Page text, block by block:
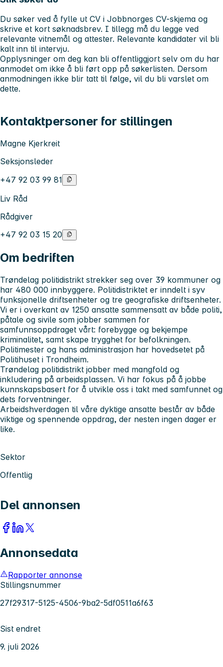
Du søker ved å fylle ut CV i Jobbnorges CV-skjema og
skrive et kort søknadsbrev. I tillegg må du legge ved
relevante vitnemål og attester. Relevante kandidater vil bli
kalt inn til intervju.
Opplysninger om deg kan bli offentliggjort selv om du har
anmodet om ikke å bli ført opp på søkerlisten. Dersom
anmodningen ikke blir tatt til følge, vil du bli varslet om
dette.
Kontaktpersoner for stillingen
Magne Kjerkreit
Seksjonsleder
+47 92 03 99 81
Liv Råd
Rådgiver
+47 92 03 15 20
Om bedriften
Trøndelag politidistrikt strekker seg over 39 kommuner og
har 480 000 innbyggere. Politidistriktet er inndelt i syv
funksjonelle driftsenheter og tre geografiske driftsenheter.
Vi er i overkant av 1250 ansatte sammensatt av både politi,
påtale og sivile som jobber sammen for
samfunnsoppdraget vårt: forebygge og bekjempe
kriminalitet, samt skape trygghet for befolkningen.
Politimester og hans administrasjon har hovedsetet på
Politihuset i Trondheim.
Trøndelag politidistrikt jobber med mangfold og
inkludering på arbeidsplassen. Vi har fokus på å jobbe
kunnskapsbasert for å utvikle oss i takt med samfunnet og
dets forventninger.
Arbeidshverdagen til våre dyktige ansatte består av både
viktige og spennende oppdrag, der nesten ingen dager er
like.
Sektor
Offentlig
Del annonsen
Annonsedata
Rapporter annonse
Stillingsnummer
27f29317-5125-4506-9ba2-5df0511a6f63
Sist endret
9. juli 2026